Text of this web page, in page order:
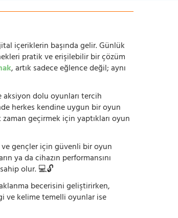
içeriklerin başında gelir. Günlük
pratik ve erişilebilir bir çözüm
, artık sadece eğlence değil; aynı
aksiyon dolu oyunları tercih
herkes kendine uygun bir oyun
geçirmek için yaptıkları oyun
ve gençler için güvenli bir oyun
ya da cihazın performansını
olur. 💻🔓
becerisini geliştirirken,
ve kelime temelli oyunlar ise